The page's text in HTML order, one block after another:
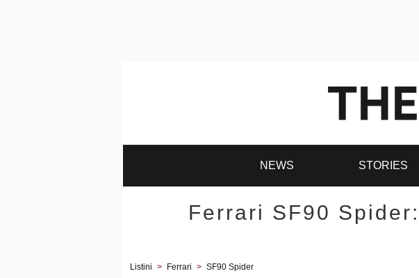
NEWS STORIES
Ferrari SF90
Listini > Ferrari > SF90 Spider